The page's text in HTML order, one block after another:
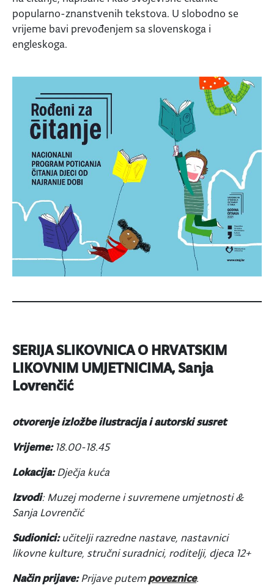
popularno-znanstvenih tekstova. U slobodno se
vrijeme bavi prevođenjem sa slovenskoga i
engleskoga.
SERIJA SLIKOVNICA O HRVATSKIM
LIKOVNIM UMJETNICIMA, Sanja
Lovrenčić
otvorenje izložbe ilustracija i autorski susret
Vrijeme:18.00-18.45
Lokacija:Dječja kuća
Izvodi: Muzej moderne i suvremene umjetnosti &
Sanja Lovrenčić
Sudionici:učitelji razredne nastave, nastavnici
likovne kulture, stručni suradnici, roditelji, djeca 12+
Način prijave:Prijave putempoveznice.